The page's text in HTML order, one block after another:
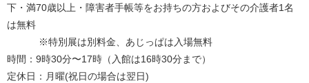
下・満70歳以上・障害者手帳等をお持ちの方およびその介護者1名
は無料
※特別展は別料金、あじっぱは入場無料
時間：9時30分〜17時（入館は16時30分まで）
定休日：月曜(祝日の場合は翌日)